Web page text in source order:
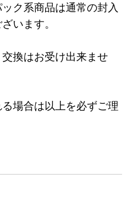
ク系商品は通常の封入
います。
換はお受け出来ませ
場合は以上を必ずご理